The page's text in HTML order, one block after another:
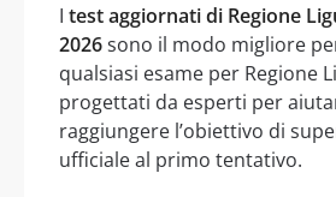
I test aggiornati di Regione
2026sono il modo migliore
qualsiasi esame per Regione
progettati da esperti per
raggiungere l’obiettivo di
ufficiale al primo tentativo.